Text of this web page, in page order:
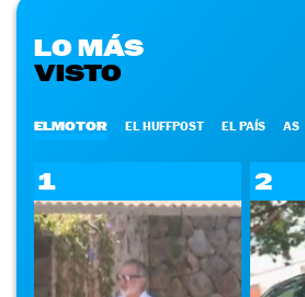
LO MÁS
VISTO
ELMOTOR EL HUFFPOST EL PAÍS AS
1 2